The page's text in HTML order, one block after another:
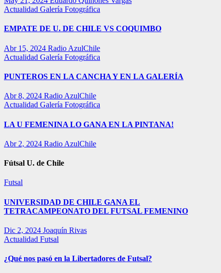
Actualidad Galería Fotográfica
EMPATE DE U. DE CHILE VS COQUIMBO
Abr 15, 2024 Radio AzulChile
Actualidad Galería Fotográfica
PUNTEROS EN LA CANCHA Y EN LA GALERÍA
Abr 8, 2024 Radio AzulChile
Actualidad Galería Fotográfica
LA U FEMENINA LO GANA EN LA PINTANA!
Abr 2, 2024 Radio AzulChile
Fútsal U. de Chile
Futsal
UNIVERSIDAD DE CHILE GANA EL
TETRACAMPEONATO DEL FUTSAL FEMENINO
Dic 2, 2024 Joaquín Rivas
Actualidad Futsal
¿Qué nos pasó en la Libertadores de Futsal?